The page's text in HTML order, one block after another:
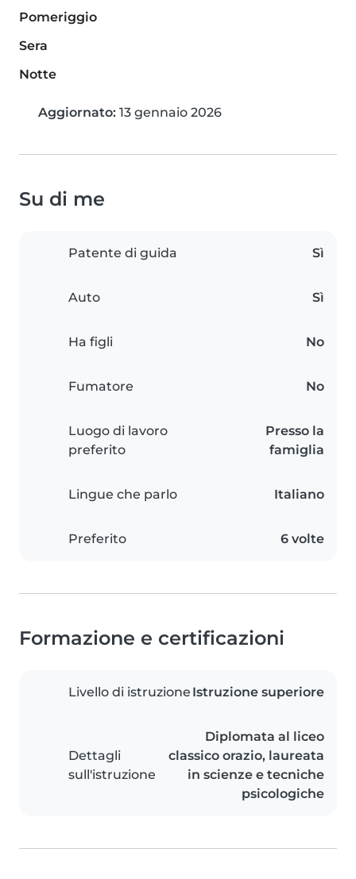
Pomeriggio
Sera
Notte
Aggiornato: 13 gennaio 2026
Su di me
Patente di guida Sì
Auto Sì
Ha figli No
Fumatore No
Luogo di lavoro
preferito
Presso la
famiglia
Lingue che parlo Italiano
Preferito 6 volte
Formazione e certificazioni
Livello di istruzione Istruzione superiore
Dettagli
sull'istruzione
Diplomata al liceo
classico orazio, laureata
in scienze e tecniche
psicologiche